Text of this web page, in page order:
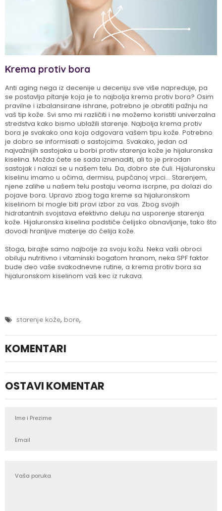
Krema protiv bora
Anti aging nega iz decenije u deceniju sve više napreduje, pa
se postavlja pitanje koja je to najbolja krema protiv bora? Osim
pravilne i izbalansirane ishrane, potrebno je obratiti pažnju na
vaš tip kože. Svi smo mi različiti i ne možemo koristiti univerzalna
stredstva kako bismo ublažili starenje. Najbolja krema protiv
bora je svakako ona koja odgovara vašem tipu kože. Potrebno
je dobro se informisati o sastojcima. Svakako, jedan od
najvažnijih sastojaka u borbi protiv starenja kože je hijaluronska
kiselina. Možda ćete se sada iznenaditi, ali to je prirodan
sastojak i nalazi se u našem telu. Da, dobro ste čuli. Hijaluronsku
kiselinu imamo u očima, dermisu, pupčanoj vrpci... Starenjem,
njene zalihe u našem telu postaju veoma iscrpne, pa dolazi do
pojave bora. Upravo zbog toga kreme sa hijaluronskom
kiselinom bi mogle biti pravi izbor za vas. Zbog svojih
hidratantnih svojstava efektivno deluju na usporenje starenja
kože. Hijaluronska kiselina podstiče ćelijsko obnavljanje, tako što
dovodi hranljive materije do ćelija kože.
Stoga, birajte samo najbolje za svoju kožu. Neka vaši obroci
obiluju nutritivno i vitaminski bogatom hranom, neka SPF faktor
bude deo vaše svakodnevne rutine, a krema protiv bora sa
hijaluronskom kiselinom vaš kec iz rukava.
starenje kože, bore,
KOMENTARI
OSTAVI KOMENTAR